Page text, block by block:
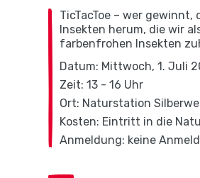
TicTacToe – wer
Insekten herum, die wir
farbenfrohen Insekten
Datum: Mittwoch, 1. Juli
Zeit: 13 - 16 Uhr
Ort: Naturstation
Kosten: Eintritt in die
Anmeldung: keine